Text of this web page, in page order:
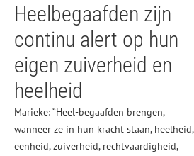
Heelbegaafden zijn
continu alert op hun
eigen zuiverheid en
heelheid
Marieke: “Heel-begaafden brengen,
wanneer ze in hun kracht staan, heelheid,
eenheid, zuiverheid, rechtvaardigheid,